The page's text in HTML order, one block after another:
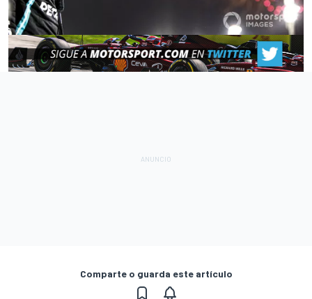
Comparte o guarda este artículo